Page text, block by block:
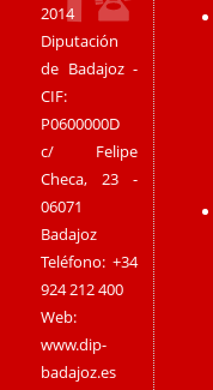
2014
Diputación
de Badajoz -
CIF:
P0600000D
c/ Felipe
Checa, 23 -
06071
Badajoz
Teléfono: +34
924 212 400
Web:
www.dip-
badajoz.es